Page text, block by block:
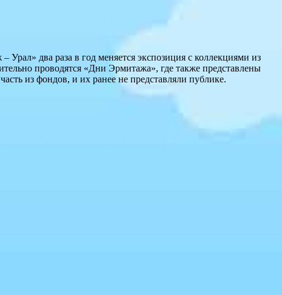
Урал» два раза в год меняется экспозиция с коллекциями из
проводятся «Дни Эрмитажа», где также представлены
из фондов, и их ранее не представляли публике.